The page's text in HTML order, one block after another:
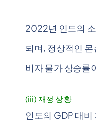
2022년 인도의
되며, 정상적인
비자 물가 상승률
(iii) 재정 상황
인도의 GDP 대